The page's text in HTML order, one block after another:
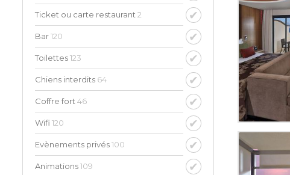
Ticket ou carte restaurant 2
Bar120
Toilettes123
Chiens interdits 64
Coffre fort 46
Wifi 120
Evènements privés100
Animations109